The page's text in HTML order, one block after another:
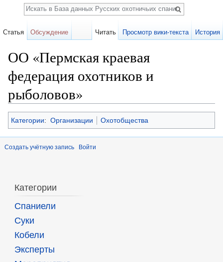
ОО «Пермская краевая
федерация охотников и
рыболовов»
Категории: Организации Охотобщества
Создать учётную запись Войти
Статья Обсуждение Читать Просмотр вики-текста История
Поиск
Категории
Спаниели
Суки
Кобели
Эксперты